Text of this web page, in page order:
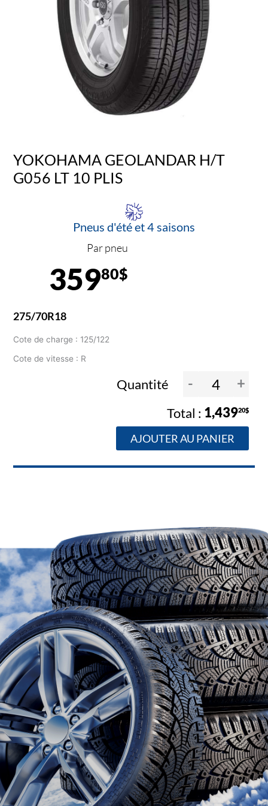
YOKOHAMA GEOLANDAR H/T
G056 LT 10 PLIS
Pneus d'été et 4 saisons
Par pneu
35980$
275/70R18
Cote de charge : 125/122
Cote de vitesse : R
Quantité - +
1,43920$
AJOUTER AU PANIER